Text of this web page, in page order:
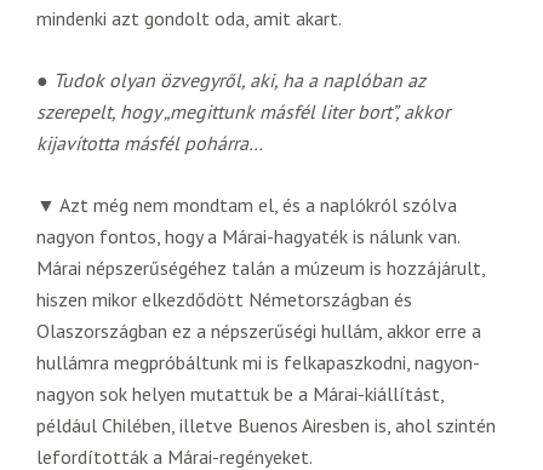
mindenki azt gondolt oda, amit akart.
● Tudok olyan özvegyről, aki, ha a naplóban az
szerepelt, hogy „megittunk másfél liter bort”, akkor
kijavította másfél pohárra…
▼ Azt még nem mondtam el, és a naplókról szólva
nagyon fontos, hogy a Márai-hagyaték is nálunk van.
Márai népszerűségéhez talán a múzeum is hozzájárult,
hiszen mikor elkezdődött Németországban és
Olaszországban ez a népszerűségi hullám, akkor erre a
hullámra megpróbáltunk mi is felkapaszkodni, nagyon-
nagyon sok helyen mutattuk be a Márai-kiállítást,
például Chilében, illetve Buenos Airesben is, ahol szintén
lefordították a Márai-regényeket.